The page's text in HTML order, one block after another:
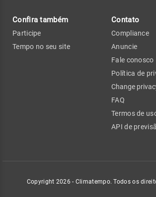
Confira também
Participe
Tempo no seu site
Contato
Compliance
Anuncie
Fale conosco
Política de
Change
FAQ
Termos de
API de
Copyright 2026 - Climatempo. Todos os